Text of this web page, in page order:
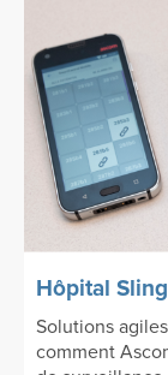
Hôpital
Solutions
comment